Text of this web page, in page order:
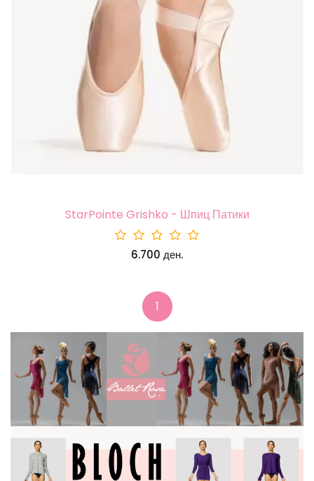
StarPointe Grishko - Шпиц Патики
6.700 ден.
1